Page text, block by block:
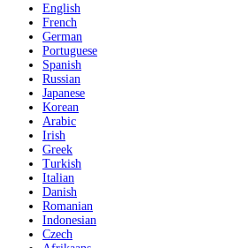
English
French
German
Portuguese
Spanish
Russian
Japanese
Korean
Arabic
Irish
Greek
Turkish
Italian
Danish
Romanian
Indonesian
Czech